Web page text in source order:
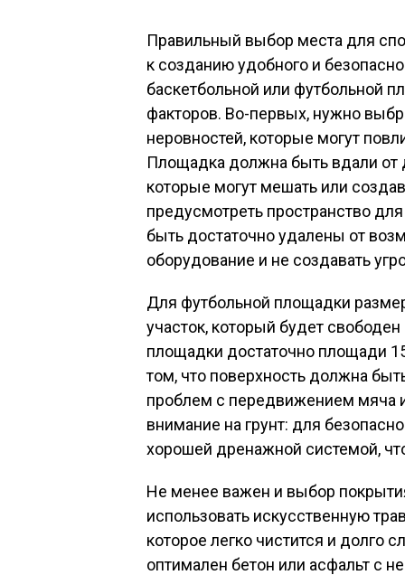
Правильный выбор места для
к созданию удобного и
баскетбольной или футбольной
факторов. Во-первых, нужно
неровностей, которые могут
Площадка должна быть вдали от
которые могут мешать или
предусмотреть пространство
быть достаточно удалены от
оборудование и не создавать
Для футбольной площадки
участок, который будет
площадки достаточно площади
том, что поверхность должна
проблем с передвижением мяча
внимание на грунт: для
хорошей дренажной системой,
Не менее важен и выбор
использовать искусственную
которое легко чистится и долго
оптимален бетон или асфальт с